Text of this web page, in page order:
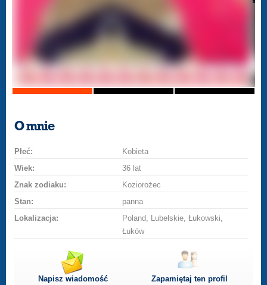
O mnie
Płeć:
Kobieta
Wiek:
36 lat
Znak zodiaku:
Koziorożec
Stan:
panna
Lokalizacja:
Poland, Lubelskie, Łukowski,
Łuków
Napisz wiadomość Zapamiętaj ten profil